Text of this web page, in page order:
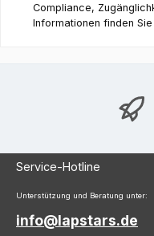
Compliance,
Informationen finden Sie
Service-Hotline
Unterstützung und Beratung unter:
info@lapstars.de